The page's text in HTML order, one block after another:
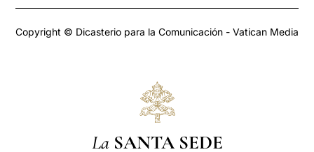
Copyright © Dicasterio para la Comunicación - Vatican Media
La SANTA SEDE